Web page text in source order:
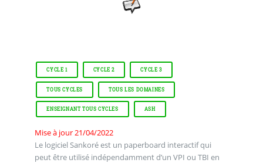
CYCLE 1 CYCLE 2 CYCLE 3
TOUS CYCLES TOUS LES DOMAINES
ENSEIGNANT TOUS CYCLES ASH
Mise à jour 21/04/2022
Le logiciel Sankoré est un paperboard interactif qui
peut être utilisé indépendamment d’un VPI ou TBI en